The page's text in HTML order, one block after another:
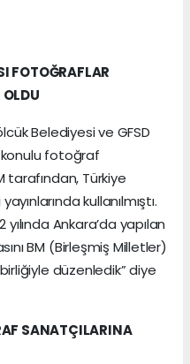
FOTOĞRAFLAR
Belediyesi ve GFSD
konulu fotoğraf
tarafından, Türkiye
kullanılmıştı.
Ankara’da yapılan
BM (Birleşmiş Milletler)
düzenledik” diye
SANATÇILARINA